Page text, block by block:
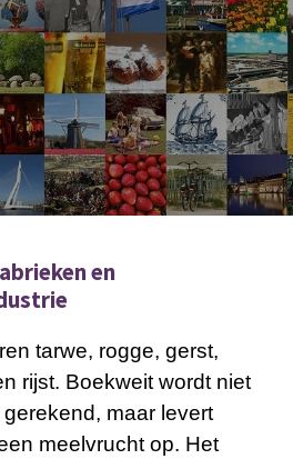
en
tarwe, rogge, gerst,
rijst. Boekweit wordt niet
maar levert
meelvrucht op. Het